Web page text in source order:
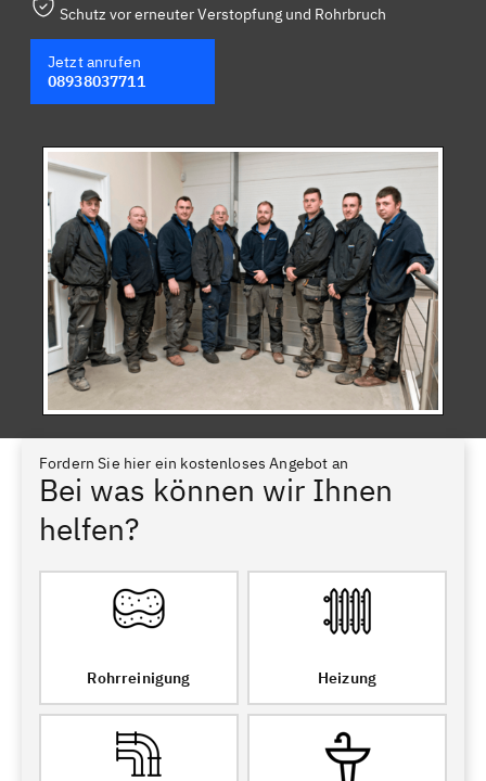
Schutz vor erneuter Verstopfung und Rohrbruch
Jetzt anrufen
08938037711
Fordern Sie hier ein kostenloses Angebot an
Bei was können wir Ihnen
helfen?
Rohrreinigung Heizung